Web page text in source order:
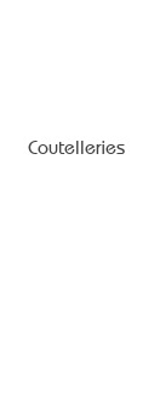
Coutelleries